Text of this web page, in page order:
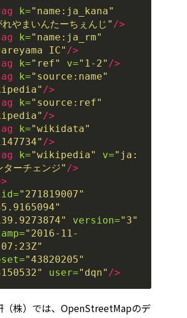
k="name:ja_kana"
やまいんたーちぇんじ" />
k="name:ja_rm"
IC" />
k="ref" v="1-2" />
k="source:name"
/>
k="source:ref"
/>
k="wikidata"
/>
k="wikipedia" v="ja:
ターチェンジ" />
id="271819007"
version="3"
"2016-11-
"43820205"
user="dqn" />
（株）では、OpenStreetMapのデ